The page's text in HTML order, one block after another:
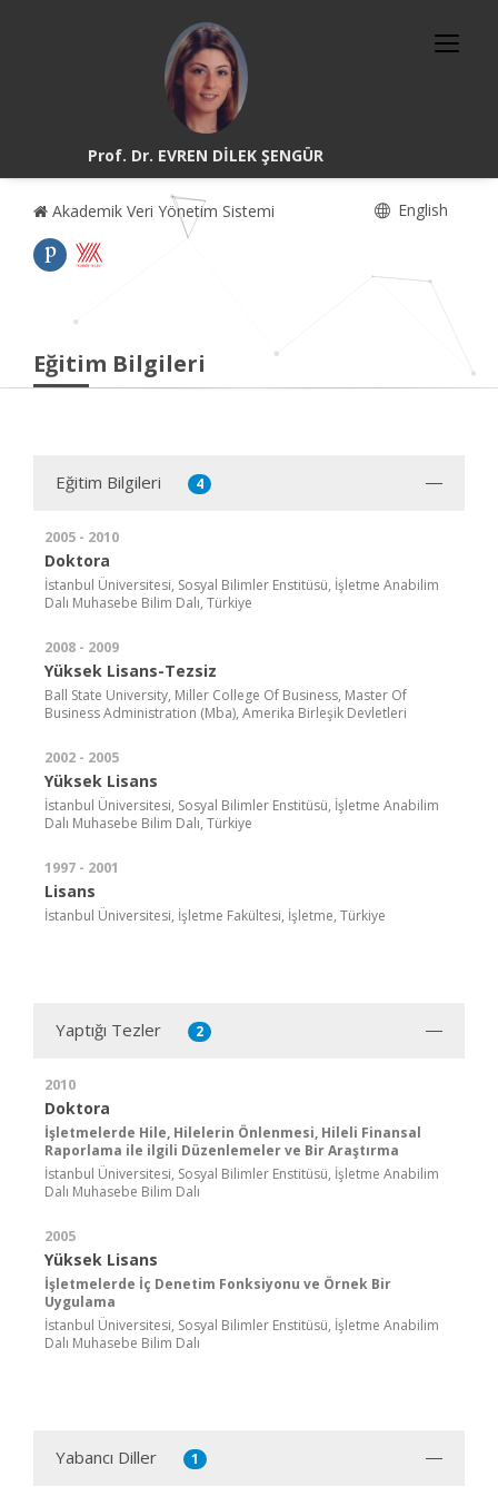
Prof. Dr. EVREN DİLEK ŞENGÜR
Akademik Veri Yönetim Sistemi English
Eğitim Bilgileri
Eğitim Bilgileri 4
2005 - 2010
Doktora
İstanbul Üniversitesi, Sosyal Bilimler Enstitüsü, İşletme Anabilim
Dalı Muhasebe Bilim Dalı, Türkiye
2008 - 2009
Yüksek Lisans-Tezsiz
Ball State University, Miller College Of Business, Master Of
Business Administration (Mba), Amerika Birleşik Devletleri
2002 - 2005
Yüksek Lisans
İstanbul Üniversitesi, Sosyal Bilimler Enstitüsü, İşletme Anabilim
Dalı Muhasebe Bilim Dalı, Türkiye
1997 - 2001
Lisans
İstanbul Üniversitesi, İşletme Fakültesi, İşletme, Türkiye
Yaptığı Tezler 2
2010
Doktora
İşletmelerde Hile, Hilelerin Önlenmesi, Hileli Finansal
Raporlama ile ilgili Düzenlemeler ve Bir Araştırma
İstanbul Üniversitesi, Sosyal Bilimler Enstitüsü, İşletme Anabilim
Dalı Muhasebe Bilim Dalı
2005
Yüksek Lisans
İşletmelerde İç Denetim Fonksiyonu ve Örnek Bir
Uygulama
İstanbul Üniversitesi, Sosyal Bilimler Enstitüsü, İşletme Anabilim
Dalı Muhasebe Bilim Dalı
Yabancı Diller 1